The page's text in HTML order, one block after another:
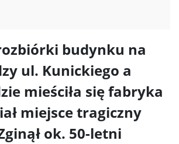
budynku na
ul. Kunickiego a
mieściła się fabryka
miejsce tragiczny
ok. 50-letni